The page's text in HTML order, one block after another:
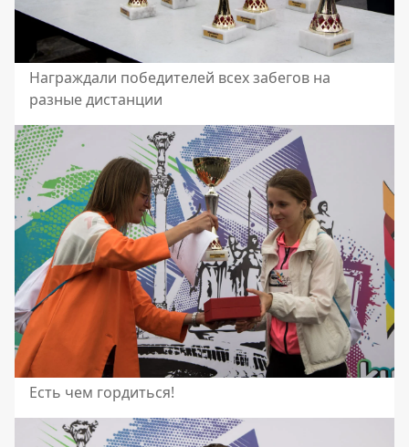
Награждали победителей всех забегов на
разные дистанции
Есть чем гордиться!